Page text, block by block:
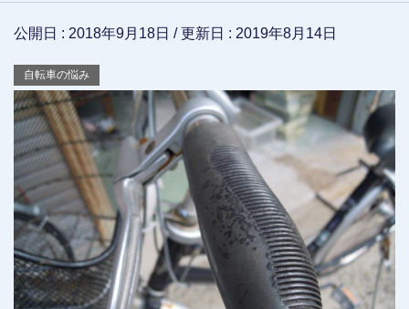
公開日 : 2018年9月18日 / 更新日 : 2019年8月14日
自転車の悩み